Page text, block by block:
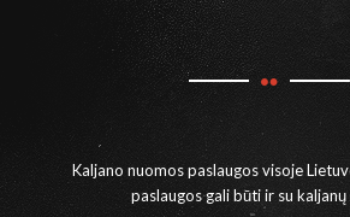
Kaljano nuomos paslaugos visoje
paslaugos gali būti ir su